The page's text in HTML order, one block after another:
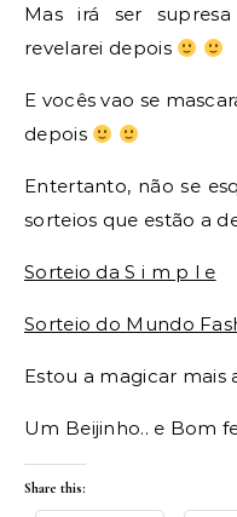
Mas irá ser
revelarei depois
E vocês vao se
depois
Entertanto, não se
sorteios que estão a
Sorteio da S i m p l e
Sorteio do Mundo
Estou a magicar mais
Um Beijinho.. e Bom
Share this: